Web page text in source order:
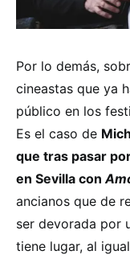
Por lo demás,
cineastas que ya
público en los
Es el caso de
que tras pasar
en Sevilla con
ancianos que de
ser devorada por
tiene lugar, al